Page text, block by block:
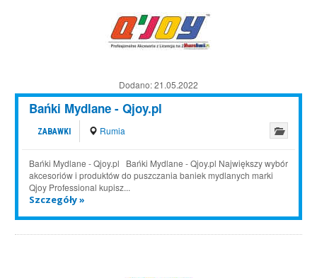
Dodano:21.05.2022
Bańki Mydlane - Qjoy.pl
ZABAWKI Rumia
Bańki Mydlane - Qjoy.pl Bańki Mydlane - Qjoy.pl Największy wybór
akcesoriów i produktów do puszczania baniek mydlanych marki
Qjoy Professional kupisz...
Szczegóły »